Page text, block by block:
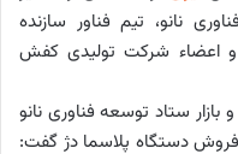
نانو، تیم فناور سازنده
و اعضاء شرکت تولیدی کفش
ستاد توسعه فناوری نانو
فروش دستگاه پلاسما دژ گفت: